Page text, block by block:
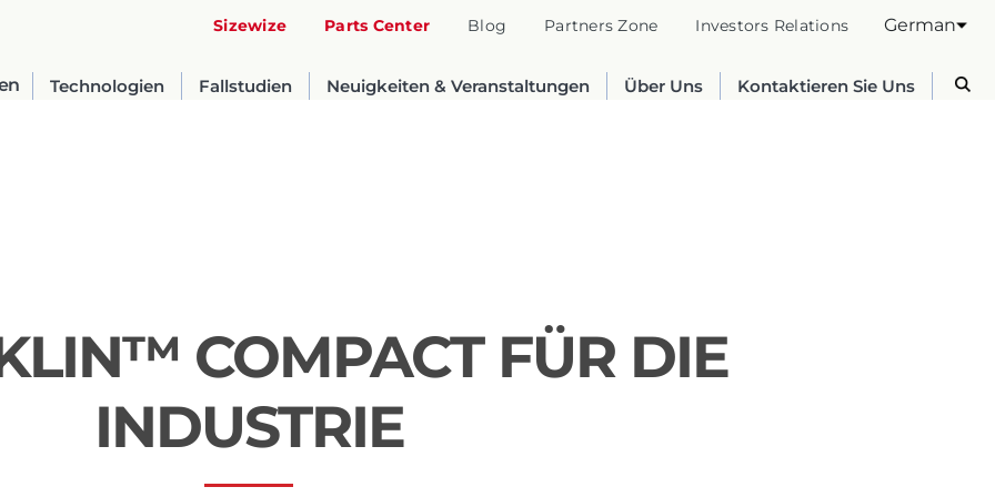
Sizewize Parts Center Blog Partners Zone Investors Relations German
Technologien Fallstudien Neuigkeiten & Veranstaltungen Über Uns Kontaktieren Sie Uns
United States
English
Australia
Russia
COMPACT FÜR DIE
INDUSTRIE